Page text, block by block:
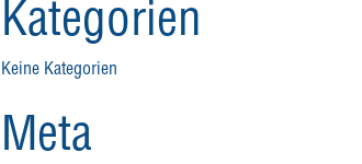
Kategorien
Keine Kategorien
Meta